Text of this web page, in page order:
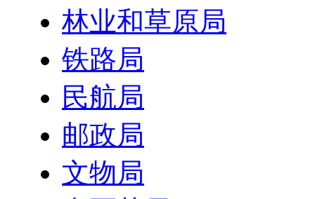
林业和草原局
铁路局
民航局
邮政局
文物局